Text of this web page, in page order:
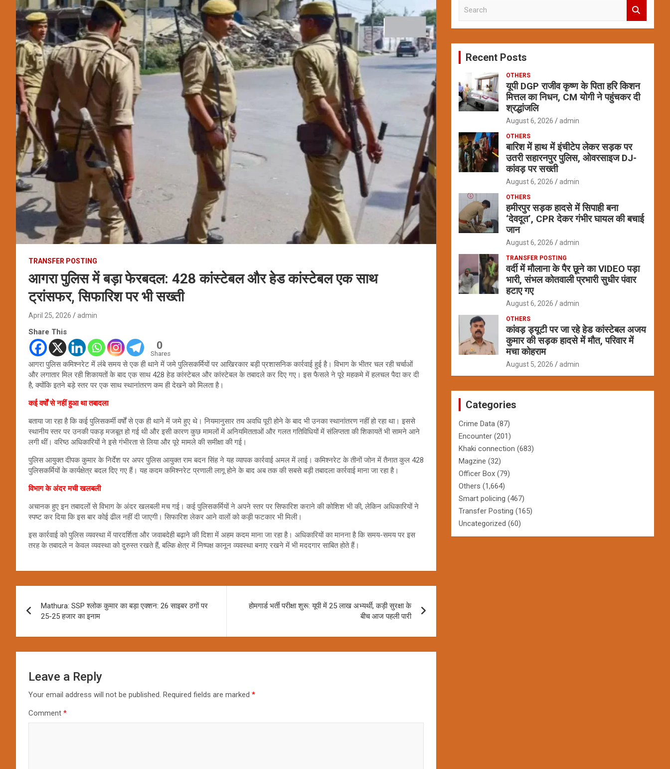
TRANSFER POSTING
आगरा पुलिस में बड़ा फेरबदल: 428 कांस्टेबल और हेड कांस्टेबल एक साथ
ट्रांसफर, सिफारिश पर भी सख्ती
April 25, 2026 admin
Share This
0
Shares
आगरा पुलिस कमिश्नरेट में लंबे समय से एक ही थाने में जमे पुलिसकर्मियों पर आखिरकार बड़ी प्रशासनिक कार्रवाई हुई है। विभाग के भीतर चल रही चर्चाओं
और लगातार मिल रही शिकायतों के बाद एक साथ 428 हेड कांस्टेबल और कांस्टेबल के तबादले कर दिए गए। इस फैसले ने पूरे महकमे में हलचल पैदा कर दी
है, क्योंकि इतने बड़े स्तर पर एक साथ स्थानांतरण कम ही देखने को मिलता है।
कई वर्षों से नहीं हुआ था तबादला
बताया जा रहा है कि कई पुलिसकर्मी वर्षों से एक ही थाने में जमे हुए थे। नियमानुसार तय अवधि पूरी होने के बाद भी उनका स्थानांतरण नहीं हो रहा था। इससे
स्थानीय स्तर पर उनकी पकड़ मजबूत हो गई थी और इसी कारण कुछ मामलों में अनियमितताओं और गलत गतिविधियों में संलिप्तता की शिकायतें भी सामने आने
लगी थीं। वरिष्ठ अधिकारियों ने इसे गंभीरता से लिया और पूरे मामले की समीक्षा की गई।
पुलिस आयुक्त दीपक कुमार के निर्देश पर अपर पुलिस आयुक्त राम बदन सिंह ने यह व्यापक कार्रवाई अमल में लाई। कमिश्नरेट के तीनों जोन में तैनात कुल 428
पुलिसकर्मियों के कार्यक्षेत्र बदल दिए गए हैं। यह कदम कमिश्नरेट प्रणाली लागू होने के बाद अब तक की सबसे बड़ी तबादला कार्रवाई माना जा रहा है।
विभाग के अंदर मची खलबली
अचानक हुए इन तबादलों से विभाग के अंदर खलबली मच गई। कई पुलिसकर्मियों ने अपने स्तर पर सिफारिश कराने की कोशिश भी की, लेकिन अधिकारियों ने
स्पष्ट कर दिया कि इस बार कोई ढील नहीं दी जाएगी। सिफारिश लेकर आने वालों को कड़ी फटकार भी मिली।
इस कार्रवाई को पुलिस व्यवस्था में पारदर्शिता और जवाबदेही बढ़ाने की दिशा में अहम कदम माना जा रहा है। अधिकारियों का मानना है कि समय-समय पर इस
तरह के तबादले न केवल व्यवस्था को दुरुस्त रखते हैं, बल्कि क्षेत्र में निष्पक्ष कानून व्यवस्था बनाए रखने में भी मददगार साबित होते हैं।
navigation
Mathura: SSP श्लोक कुमार का बड़ा एक्शन: 26 साइबर ठगों पर
25-25 हजार का इनाम
होमगार्ड भर्ती परीक्षा शुरू: यूपी में 25 लाख अभ्यर्थी, कड़ी सुरक्षा के
बीच आज पहली पारी
Leave a Reply
Your email address will not be published. Required fields are marked *
Comment *
c
Recent Posts
OTHERS
यूपी DGP राजीव कृष्ण के पिता हरि किशन
मित्तल का निधन, CM योगी ने पहुंचकर दी
श्रद्धांजलि
August 6, 2026 admin
OTHERS
बारिश में हाथ में इंचीटेप लेकर सड़क पर
उतरी सहारनपुर पुलिस, ओवरसाइज DJ-
कांवड़ पर सख्ती
August 6, 2026 admin
OTHERS
हमीरपुर सड़क हादसे में सिपाही बना
‘देवदूत’, CPR देकर गंभीर घायल की बचाई
जान
August 6, 2026 admin
TRANSFER POSTING
वर्दी में मौलाना के पैर छूने का VIDEO पड़ा
भारी, संभल कोतवाली प्रभारी सुधीर पंवार
हटाए गए
August 6, 2026 admin
OTHERS
कांवड़ ड्यूटी पर जा रहे हेड कांस्टेबल अजय
कुमार की सड़क हादसे में मौत, परिवार में
मचा कोहराम
August 5, 2026 admin
Categories
Crime Data (87)
Encounter (201)
Khaki connection (683)
Magzine (32)
Officer Box (79)
Others (1,664)
Smart policing (467)
Transfer Posting (165)
Uncategorized (60)